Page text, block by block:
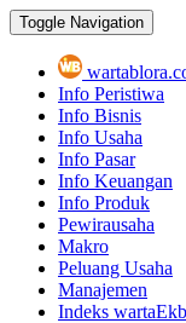
Toggle Navigation
Info Peristiwa
Info Bisnis
Info Usaha
Info Pasar
Info Keuangan
Info Produk
Pewirausaha
Makro
Peluang Usaha
Manajemen
Indeks